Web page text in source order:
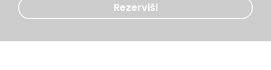
Rezerviši
Rezerviši